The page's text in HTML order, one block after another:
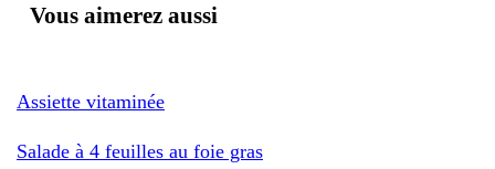
Vous aimerez aussi
Assiette vitaminée
Salade à 4 feuilles au foie gras